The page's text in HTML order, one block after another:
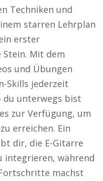
Techniken und
starren Lehrplan
erster
Mit dem
und Übungen
Skills jederzeit
du unterwegs bist
zur Verfügung, um
erreichen. Ein
dir, die E-Gitarre
integrieren, während
machst